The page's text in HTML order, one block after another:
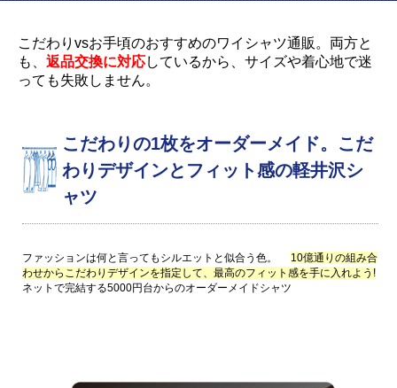
こだわりvsお手頃のおすすめのワイシャツ通販。両方と
も、 返品交換に対応しているから、サイズや着心地で迷
っても失敗しません。
こだわりの1枚をオーダーメイド。こだ
わりデザインとフィット感の軽井沢シ
ャツ
ファッションは何と言ってもシルエットと似合う色。 10億通りの組み合
わせからこだわりデザインを指定して、最高のフィット感を手に入れよう!
ネットで完結する5000円台からのオーダーメイドシャツ